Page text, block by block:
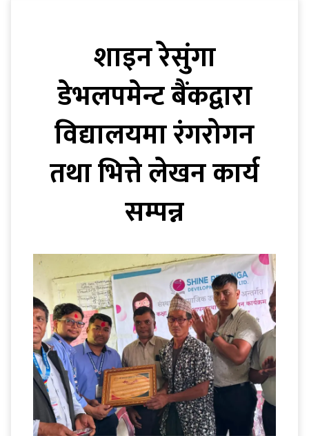
शाइन रेसुंगा
डेभलपमेन्ट बैंकद्वारा
विद्यालयमा रंगरोगन
तथा भित्ते लेखन कार्य
सम्पन्न